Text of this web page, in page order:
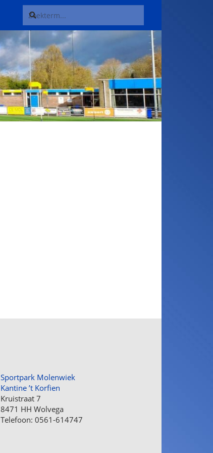
Sportpark Molenwiek
Kantine ’t Korfien
Kruistraat 7
8471 HH Wolvega
Telefoon: 0561-614747